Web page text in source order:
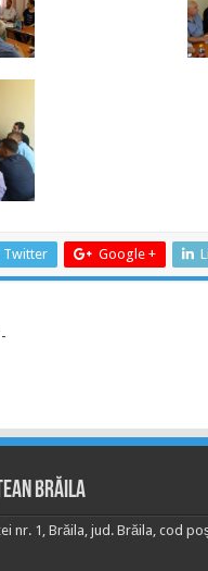
Twitter Google +
Brăila
nr. 1, Brăila, jud. Brăila, cod